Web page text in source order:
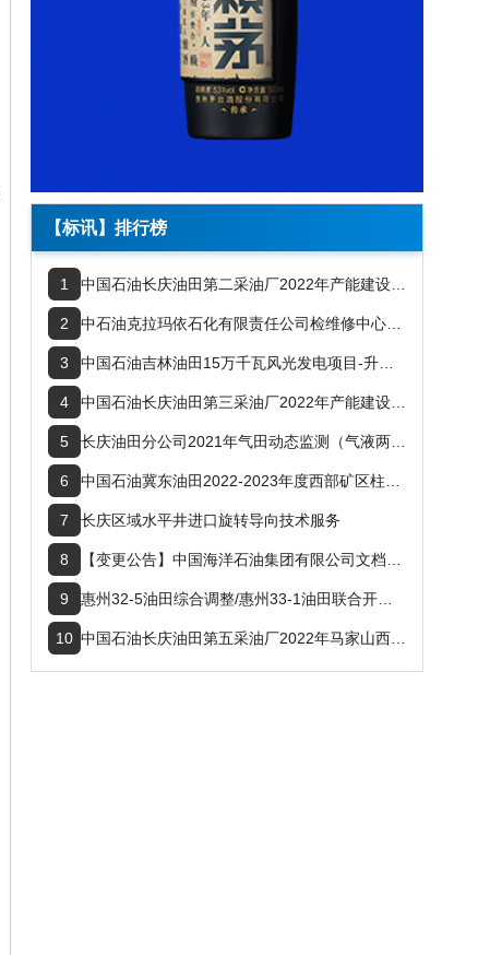
【标讯】排行榜
1
2
3
4
5
6
7 长庆区域水平井进口旋转导向技术服务
8
9
10